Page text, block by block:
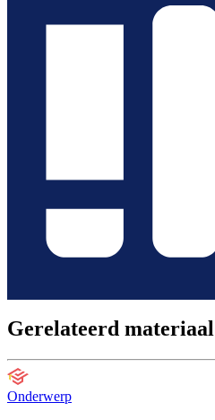
Gerelateerd materiaal
Onderwerp